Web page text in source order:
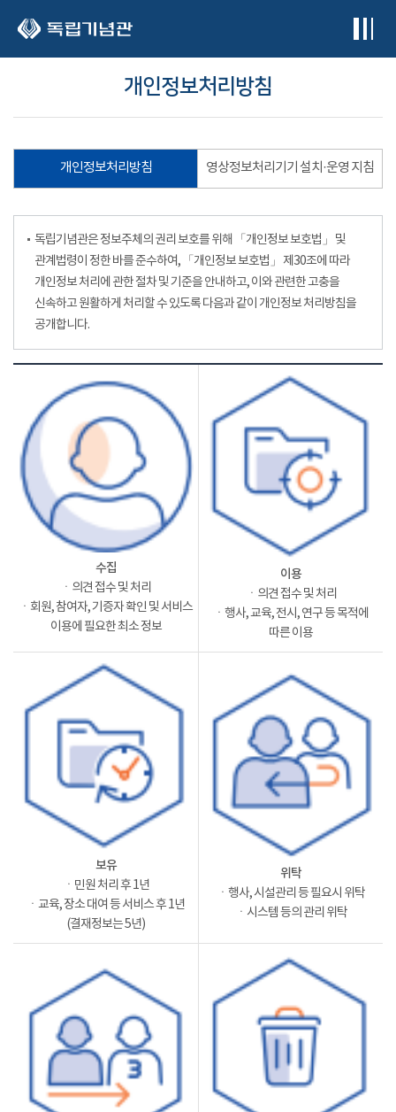
개인정보처리방침
개인정보처리방침 영상정보처리기기 설치·운영 지침
독립기념관은 정보주체의 권리 보호를 위해 「개인정보 보호법」 및
관계법령이 정한 바를 준수하여, 「개인정보 보호법」 제30조에 따라
개인정보 처리에 관한 절차 및 기준을 안내하고, 이와 관련한 고충을
신속하고 원활하게 처리할 수 있도록 다음과 같이 개인정보 처리방침을
공개합니다.
수집
ㆍ의견 접수 및 처리
ㆍ회원, 참여자, 기증자 확인 및 서비스
이용에 필요한 최소 정보
이용
ㆍ의견 접수 및 처리
ㆍ행사, 교육, 전시, 연구 등 목적에
따른 이용
보유
ㆍ민원 처리 후 1년
ㆍ교육, 장소 대여 등 서비스 후 1년
(결재정보는 5년)
위탁
ㆍ행사, 시설관리 등 필요시 위탁
ㆍ시스템 등의 관리 위탁